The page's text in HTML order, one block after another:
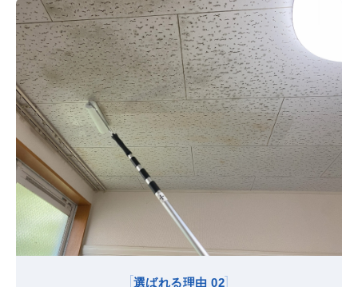
選ばれる理由 02